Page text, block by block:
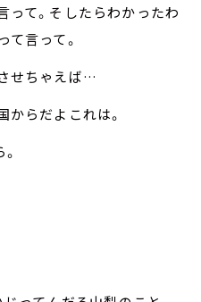
って。そしたらわかったわ
て言って。
せちゃえば…
らだよこれは。